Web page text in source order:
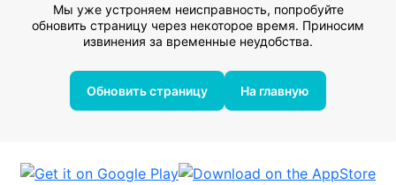
Мы уже устроняем неисправность, попробуйте
обновить страницу через некоторое время. Приносим
извинения за временные неудобства.
Обновить страницу На главную